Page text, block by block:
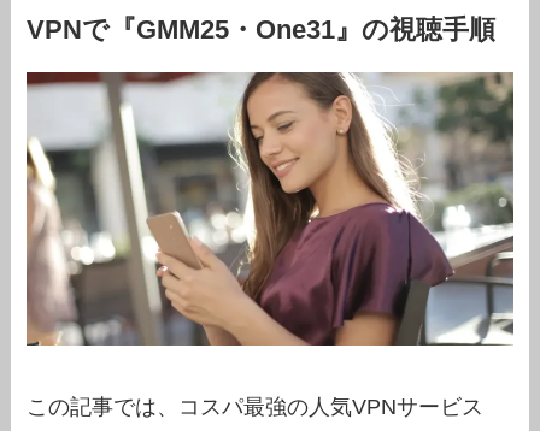
VPNで『GMM25・One31』の視聴手順
この記事では、コスパ最強の人気VPNサービス